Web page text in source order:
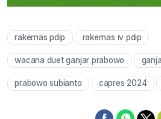
rakernas pdip rakernas iv pdip
wacana duet ganjar prabowo
prabowo subianto capres 2024